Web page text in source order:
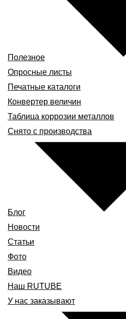
Полезное
Опросные листы
Печатные каталоги
Конвертер величин
Таблица коррозии металлов
Снято с производства
Блог
Новости
Статьи
Фото
Видео
Наш RUTUBE
У нас заказывают